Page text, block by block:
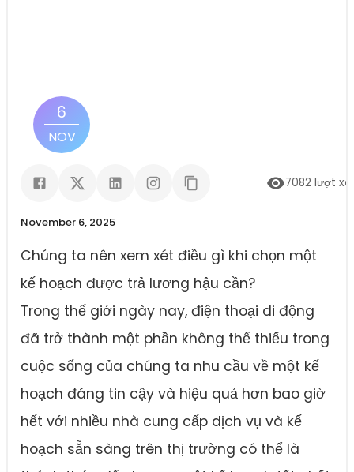
6
NOV
7082 lượt
November 6, 2025
Chúng ta nên xem xét điều gì khi chọn một
kế hoạch được trả lương hậu cần?
Trong thế giới ngày nay, điện thoại di động
đã trở thành một phần không thể thiếu trong
cuộc sống của chúng ta nhu cầu về một kế
hoạch đáng tin cậy và hiệu quả hơn bao giờ
hết với nhiều nhà cung cấp dịch vụ và kế
hoạch sẵn sàng trên thị trường có thể là